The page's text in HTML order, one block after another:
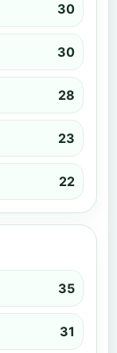
30
30
28
23
22
35
31